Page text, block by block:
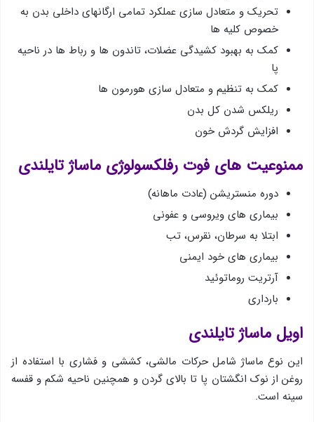
تحریك و متعادل سازی عملكرد تمامی ارگانهای داخلی بدن به
خصوص كلیه ها
كمك به بهبود كشیدگی عضلات، تاندون ها و رباط ها در ناحیه
پا
كمك به تنظیم و متعادل سازی هورمون ها
ریلكس شدن كل بدن
افزایش گردش خون
ممنوعیت های فوت رفلكسولوژی ماساژ تایلندی
دوره منستریشن (عادت ماهانه)
بیماری های ویروسی و عفونی
ابتلا به سرطان، نقرس، تب
بیماری های خود ایمنی
آرتریت روماتوئید
بارداری
اویل ماساژ تایلندی
این نوع ماساژ شامل حركات مالشی، كششی و فشاری با استفاده از
روغن از نوك انگشتان پا تا بالای گردن و همچنین ناحیه شكم و قفسه
سینه است.